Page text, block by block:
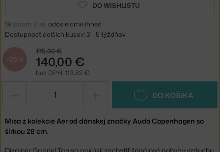
DO WISHLISTU
Skladom 2 ks, odosielame ihneď
Dostupnosť ďalších kusov: 3 - 5 týždňov
−20 %
175,00 €
140,00 €
bez DPH: 113,82 €
DO KOŠÍKA
Misa z kolekcie Aer od dánskej značky Audo Copenhagen so
šírkou 28 cm.